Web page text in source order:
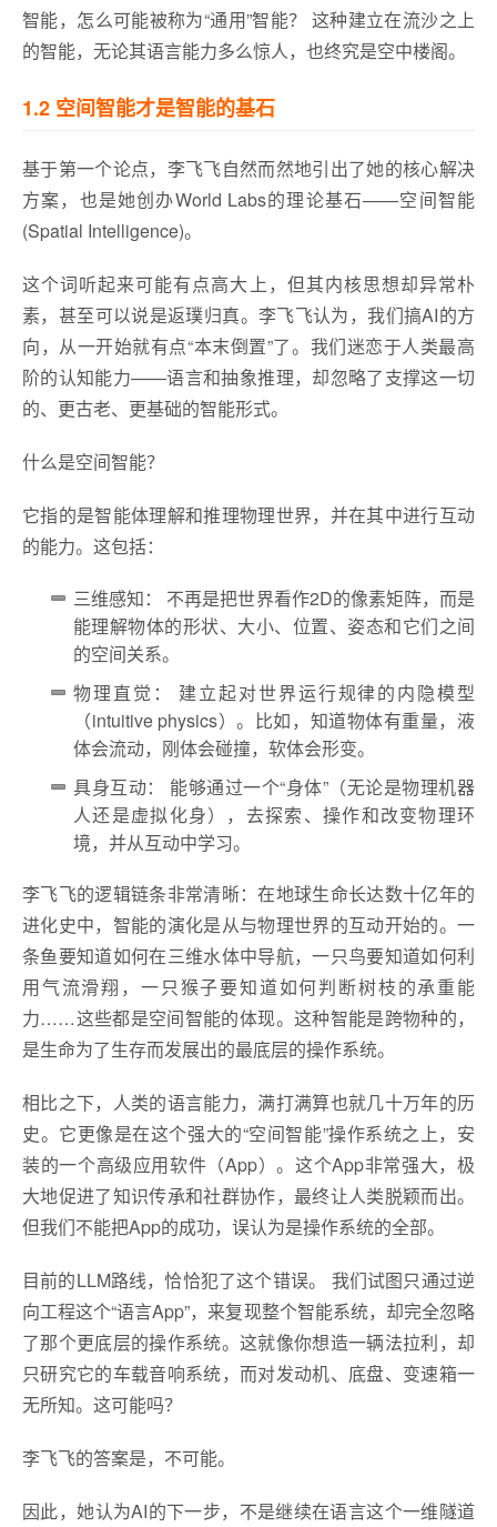
智能，怎么可能被称为“通用”智能？ 这种建立在流沙之上
的智能，无论其语言能力多么惊人，也终究是空中楼阁。
1.2 空间智能才是智能的基石
基于第一个论点，李飞飞自然而然地引出了她的核心解决
方案，也是她创办World Labs的理论基石——空间智能
(Spatial Intelligence)。
这个词听起来可能有点高大上，但其内核思想却异常朴
素，甚至可以说是返璞归真。李飞飞认为，我们搞AI的方
向，从一开始就有点“本末倒置”了。我们迷恋于人类最高
阶的认知能力——语言和抽象推理，却忽略了支撑这一切
的、更古老、更基础的智能形式。
什么是空间智能？
它指的是智能体理解和推理物理世界，并在其中进行互动
的能力。这包括：
三维感知： 不再是把世界看作2D的像素矩阵，而是
能理解物体的形状、大小、位置、姿态和它们之间
的空间关系。
物理直觉： 建立起对世界运行规律的内隐模型
（intuitive physics）。比如，知道物体有重量，液
体会流动，刚体会碰撞，软体会形变。
具身互动： 能够通过一个“身体”（无论是物理机器
人还是虚拟化身），去探索、操作和改变物理环
境，并从互动中学习。
李飞飞的逻辑链条非常清晰：在地球生命长达数十亿年的
进化史中，智能的演化是从与物理世界的互动开始的。一
条鱼要知道如何在三维水体中导航，一只鸟要知道如何利
用气流滑翔，一只猴子要知道如何判断树枝的承重能
力……这些都是空间智能的体现。这种智能是跨物种的，
是生命为了生存而发展出的最底层的操作系统。
相比之下，人类的语言能力，满打满算也就几十万年的历
史。它更像是在这个强大的“空间智能”操作系统之上，安
装的一个高级应用软件（App）。这个App非常强大，极
大地促进了知识传承和社群协作，最终让人类脱颖而出。
但我们不能把App的成功，误认为是操作系统的全部。
目前的LLM路线，恰恰犯了这个错误。 我们试图只通过逆
向工程这个“语言App”，来复现整个智能系统，却完全忽略
了那个更底层的操作系统。这就像你想造一辆法拉利，却
只研究它的车载音响系统，而对发动机、底盘、变速箱一
无所知。这可能吗？
李飞飞的答案是，不可能。
因此，她认为AI的下一步，不是继续在语言这个一维隧道